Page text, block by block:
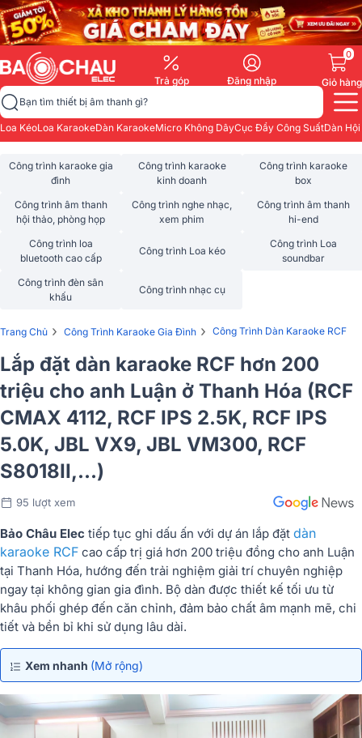
Trả góp Đăng nhập
0
Giỏ hàng
Bạn tìm thiết bị âm thanh gì?
Loa KéoLoa KaraokeDàn KaraokeMicro Không DâyCục Đẩy Công SuấtDàn
Công trình karaoke gia
đình
Công trình karaoke
kinh doanh
Công trình karaoke
box
Công trình âm thanh
hội thảo, phòng họp
Công trình nghe nhạc,
xem phim
Công trình âm thanh
hi-end
Công trình loa
bluetooth cao cấp
Công trình Loa kéo
Công trình Loa
soundbar
Công trình đèn sân
khấu
Công trình nhạc cụ
Trang Chủ › Công Trình Karaoke Gia Đình › Công Trình Dàn Karaoke RCF
Lắp đặt dàn karaoke RCF hơn 200
triệu cho anh Luận ở Thanh Hóa (RCF
CMAX 4112, RCF IPS 2.5K, RCF IPS
5.0K, JBL VX9, JBL VM300, RCF
S8018II,...)
95 lượt xem
Bảo Châu Elec tiếp tục ghi dấu ấn với dự án lắp đặt dàn
karaoke RCF cao cấp trị giá hơn 200 triệu đồng cho anh Luận
tại Thanh Hóa, hướng đến trải nghiệm giải trí chuyên nghiệp
ngay tại không gian gia đình. Bộ dàn được thiết kế tối ưu từ
khâu phối ghép đến căn chỉnh, đảm bảo chất âm mạnh mẽ, chi
tiết và bền bỉ khi sử dụng lâu dài.
Xem nhanh (Mở rộng)